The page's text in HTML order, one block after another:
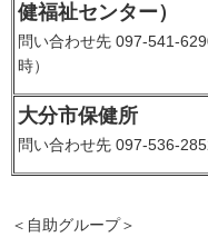
健福祉センター）
問い合わせ先 097-541-
時）
大分市保健所
問い合わせ先 097-536-
＜自助グループ＞